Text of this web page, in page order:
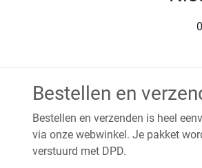
Bestellen en
Bestellen en verzenden is heel
via onze webwinkel. Je pakket
verstuurd met DPD.